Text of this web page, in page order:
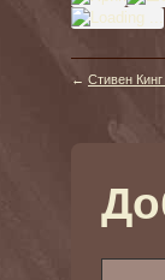
← Стивен